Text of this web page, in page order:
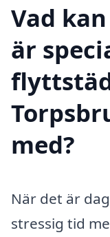
Vad
är
med?
När det är
stressig tid